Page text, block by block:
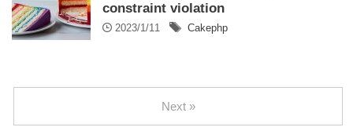
constraint violation
2023/1/11 Cakephp
Next »